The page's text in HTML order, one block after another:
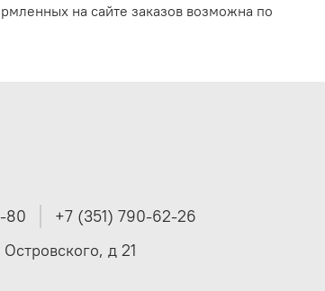
на сайте заказов возможна по
80
+7 (351) 790-62-26
д 21